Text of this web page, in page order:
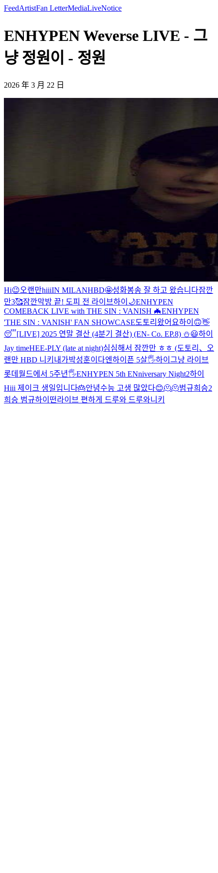
FeedArtistFan LetterMediaLiveNotice
ENHYPEN Weverse LIVE - 그
냥 정원이 - 정원
2026 年 3 月 22 日
Hi😉오랜만hiiiIN MILANHBD🤩성화봉송 잘 하고 왔습니다잠깐
만3🥰잠깐막방 끝! 도피 전 라이브하이 🌙ENHYPEN
COMEBACK LIVE with THE SIN : VANISH 🦇ENHYPEN
'THE SIN : VANISH' FAN SHOWCASE도토리왔어요하이 🙃👋
😴[LIVE] 2025 연말 결산 (4분기 결산) (EN- Co. EP.8) ⛄️😃하이
Jay timeHEE-PLY (late at night)심심해서 잠깐만 ㅎㅎ (도토리 、
오
랜만 HBD 니키 내가박성훈이다엔하이픈 5살🖐하이 그냥 라이브
롯데월드에서 5주년🖐ENHYPEN 5th ENniversary Night2하이
Hiii 제이크 생일입니다🎂안녕수능 고생 많았다😊🫠🫠범규희승2
희승 범규하이 떤라이브 편하게 드루와 드루와니키